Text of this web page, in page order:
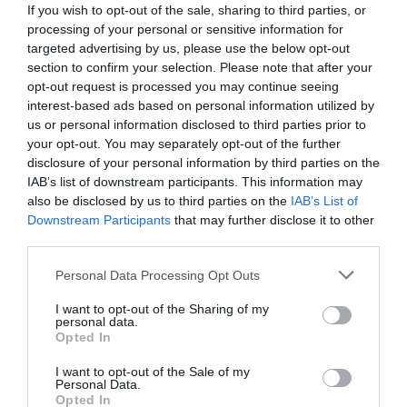
If you wish to opt-out of the sale, sharing to third parties, or
processing of your personal or sensitive information for
targeted advertising by us, please use the below opt-out
section to confirm your selection. Please note that after your
opt-out request is processed you may continue seeing
interest-based ads based on personal information utilized by
us or personal information disclosed to third parties prior to
your opt-out. You may separately opt-out of the further
disclosure of your personal information by third parties on the
IAB’s list of downstream participants. This information may
also be disclosed by us to third parties on the IAB’s List of
Downstream Participants that may further disclose it to other
Personal Data Processing Opt Outs
I want to opt-out of the Sharing of my
personal data.
Opted In
I want to opt-out of the Sale of my
Personal Data.
Opted In
quede garantizada.
Álvarez respaldó plenamente esa posición y añadió otro
asunto pendiente: la regulación de la compensación y
absorción de determinados complementos salariales tras
las sucesivas subidas del salario mínimo interprofesional.
Ambos dirigentes sostuvieron que el Ejecutivo debe
trasladar alBoletín Oficial del Estado los compromisos
adquiridos durante el diálogo social y evitar que
pero sí dejaron claro que la confianza en el cumplimiento
de los acuerdos se encuentra seriamente deteriorada.
Dependencia, cuidados y sectores más